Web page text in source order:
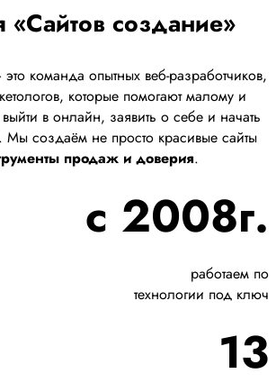
«Сайтов создание»
команда опытных веб-разработчиков,
которые помогают малому и
в онлайн, заявить о себе и начать
Мы создаём не просто красивые сайты
продаж и доверия.
с 2008г.
работаем по
технологии под ключ
13